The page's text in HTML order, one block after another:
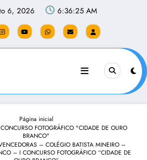
6, 2026 6:36:27 AM
Página inicial
FOTOGRÁFICO "CIDADE DE OURO
BRANCO"
– COLÉGIO BATISTA MINEIRO –
– I CONCURSO FOTOGRÁFICO “CIDADE DE